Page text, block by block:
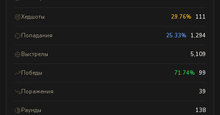
Хедшоты 29.76% 111
Попадания 25.33% 1,294
Выстрелы 5,109
Победы 71.74% 99
Поражения 39
Раунды 138